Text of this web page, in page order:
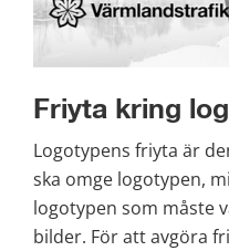
Friyta kring
Logotypens friyta är
ska omge logotypen,
logotypen som måste
bilder. För att avgöra